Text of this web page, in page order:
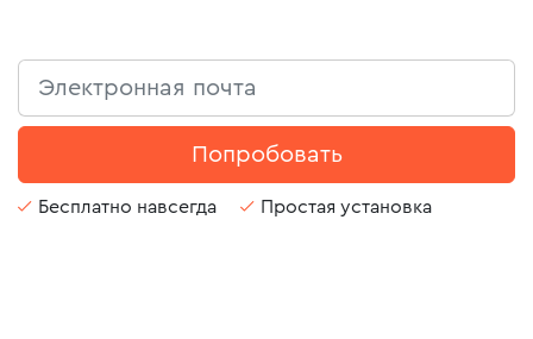
Попробовать
Бесплатно навсегда Простая установка